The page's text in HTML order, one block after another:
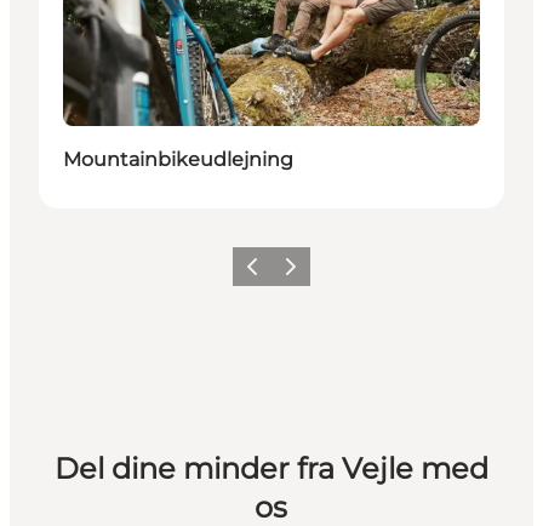
Mountainbikeudlejning
ForrigeNæste
Del dine minder fra Vejle med
os